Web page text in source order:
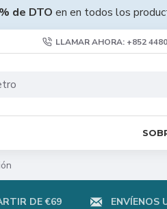
de DTO en en todos los
LLAMAR AHORA: +852
DE €69 ENVÍENOS